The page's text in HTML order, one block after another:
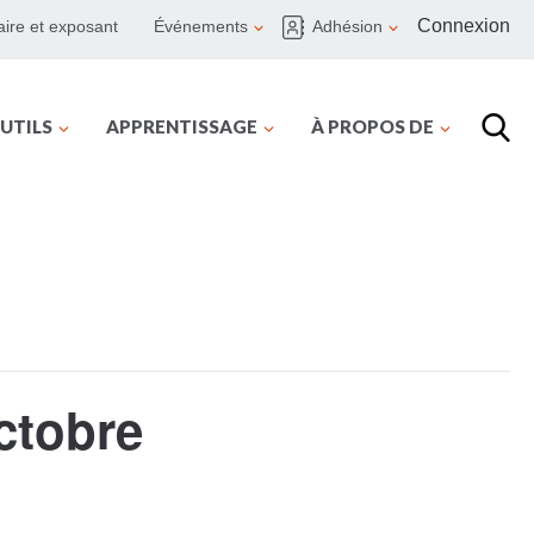
et exposant Événements Adhésion Connexion
APPRENTISSAGE À PROPOS DE